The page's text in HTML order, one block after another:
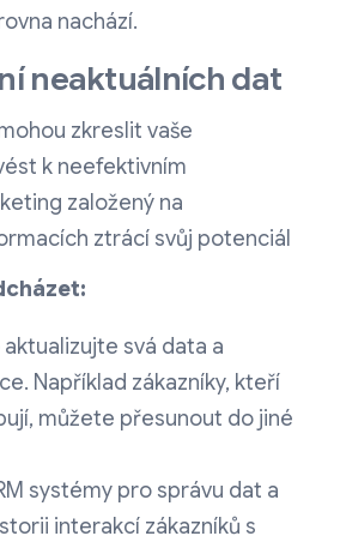
nachází.
neaktuálních dat
zkreslit vaše
k neefektivním
založený na
ztrácí svůj potenciál
aktualizujte svá data a
Například zákazníky, kteří
můžete přesunout do jiné
systémy pro správu dat a
interakcí zákazníků s